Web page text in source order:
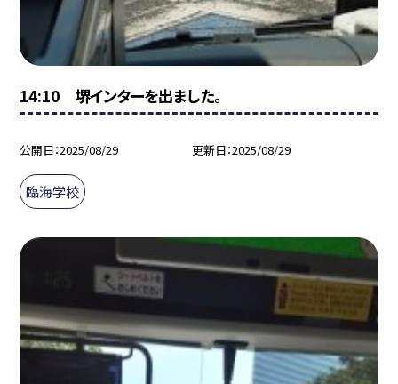
14:10 堺インターを出ました。
公開日 2025/08/29 更新日 2025/08/29
臨海学校